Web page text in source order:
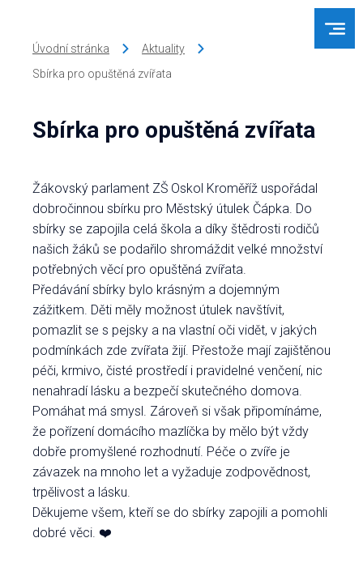
Úvodní stránka
Aktuality
Sbírka pro opuštěná zvířata
Sbírka pro opuštěná zvířata
Žákovský parlament ZŠ Oskol Kroměříž uspořádal
dobročinnou sbírku pro Městský útulek Čápka. Do
sbírky se zapojila celá škola a díky štědrosti rodičů
našich žáků se podařilo shromáždit velké množství
potřebných věcí pro opuštěná zvířata.
Předávání sbírky bylo krásným a dojemným
zážitkem. Děti měly možnost útulek navštívit,
pomazlit se s pejsky a na vlastní oči vidět, v jakých
podmínkách zde zvířata žijí. Přestože mají zajištěnou
péči, krmivo, čisté prostředí i pravidelné venčení, nic
nenahradí lásku a bezpečí skutečného domova.
Pomáhat má smysl. Zároveň si však připomínáme,
že pořízení domácího mazlíčka by mělo být vždy
dobře promyšlené rozhodnutí. Péče o zvíře je
závazek na mnoho let a vyžaduje zodpovědnost,
trpělivost a lásku.
Děkujeme všem, kteří se do sbírky zapojili a pomohli
dobré věci. ❤️